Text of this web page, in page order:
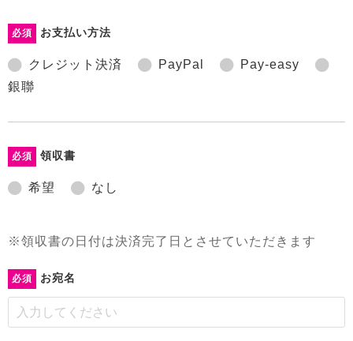
必須 お支払い方法
クレジット決済 PayPal
Pay-easy
銀聯
必須 領収書
希望 なし
※領収書の日付は決済完了日とさせていただきます
必須 お宛名